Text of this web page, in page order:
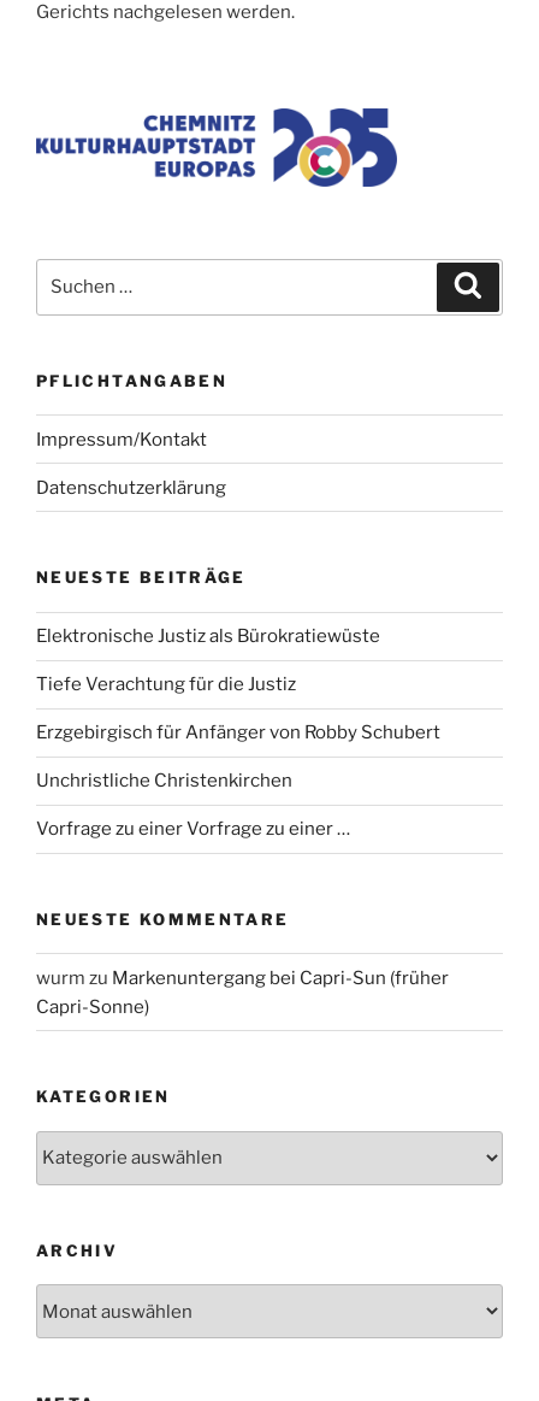
Gerichts nachgelesen werden.
nach:
PFLICHTANGABEN
Impressum/Kontakt
Datenschutzerklärung
NEUESTE BEITRÄGE
Elektronische Justiz als Bürokratiewüste
Tiefe Verachtung für die Justiz
Erzgebirgisch für Anfänger von Robby Schubert
Unchristliche Christenkirchen
Vorfrage zu einer Vorfrage zu einer …
NEUESTE KOMMENTARE
wurm zu Markenuntergang bei Capri-Sun (früher
Capri-Sonne)
KATEGORIEN
ARCHIV